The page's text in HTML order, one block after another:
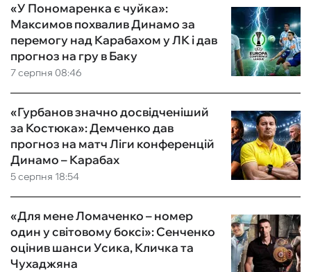
7 серпня 08:46
«У Пономаренка є чуйка»:
Максимов похвалив Динамо за
перемогу над Карабахом у ЛК і дав
прогноз на гру в Баку
5 серпня 18:54
«Гурбанов значно досвідченіший
за Костюка»: Демченко дав
прогноз на матч Ліги конференцій
Динамо – Карабах
«Для мене Ломаченко – номер
один у світовому боксі»: Сенченко
оцінив шанси Усика, Кличка та
Чухаджяна